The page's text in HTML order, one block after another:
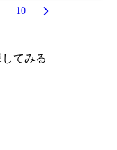
理最適化、強化学習
施策 - “チームメンバー
見と解決 その上で、シ
ラフィックの増大に耐
っていただくことを期
) Google Cloud SCC等
にお
ンをとり、決定するこ
10
てみる